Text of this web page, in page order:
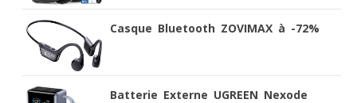
Casque Bluetooth ZOVIMAX à -72%
Batterie Externe UGREEN Nexode